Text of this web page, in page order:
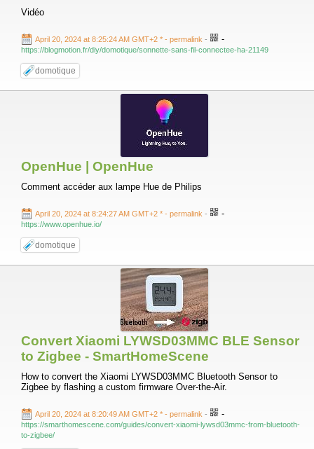
Vidéo
April 20, 2024 at 8:25:24 AM GMT+2 * - permalink - -
https://blogmotion.fr/diy/domotique/sonnette-sans-fil-connectee-ha-21149
domotique
OpenHue | OpenHue
Comment accéder aux lampe Hue de Philips
April 20, 2024 at 8:24:27 AM GMT+2 * - permalink - -
https://www.openhue.io/
domotique
Convert Xiaomi LYWSD03MMC BLE Sensor
to Zigbee - SmartHomeScene
How to convert the Xiaomi LYWSD03MMC Bluetooth Sensor to
Zigbee by flashing a custom firmware Over-the-Air.
April 20, 2024 at 8:20:49 AM GMT+2 * - permalink - -
https://smarthomescene.com/guides/convert-xiaomi-lywsd03mmc-from-bluetooth-
to-zigbee/